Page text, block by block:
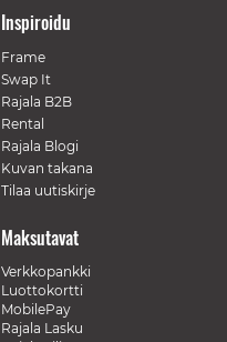
Inspiroidu
Frame
Swap It
Rajala B2B
Rental
Rajala Blogi
Kuvan takana
Tilaa uutiskirje
Maksutavat
Verkkopankki
Luottokortti
MobilePay
Rajala Lasku